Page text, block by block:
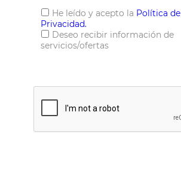
He leído y acepto la Política de
Privacidad.
Deseo recibir información de
servicios/ofertas